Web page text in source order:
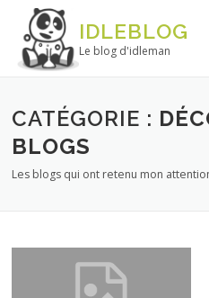
Aller au contenu
IDLEBLOG
Le blog d'idleman
CATÉGORIE :
BLOGS
Les blogs qui ont retenu mon